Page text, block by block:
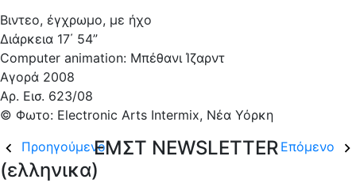
Βιντεο, έγχρωμο, με ήχο
Διάρκεια 17΄ 54”
Computer animation: Μπέθανι Ίζαρντ
Αγορά 2008
Aρ. Εισ. 623/08
© Φωτο: Electronic Arts Intermix, Νέα Υόρκη
Προηγούμενο
Επόμενο
ΕΜΣΤ NEWSLETTER
(ελληνικα)